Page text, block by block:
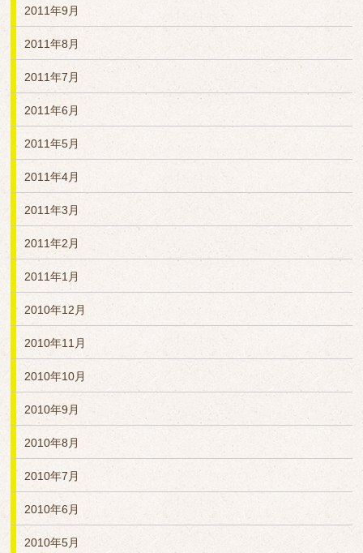
2011年9月
2011年8月
2011年7月
2011年6月
2011年5月
2011年4月
2011年3月
2011年2月
2011年1月
2010年12月
2010年11月
2010年10月
2010年9月
2010年8月
2010年7月
2010年6月
2010年5月